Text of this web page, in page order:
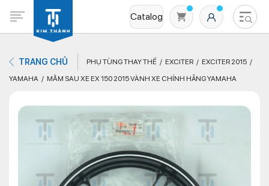
Catalog
Không có sản phẩm nào trong giỏ hàng
TRANG CHỦ PHỤ TÙNG THAY THẾ EXCITER
EXCITER 2015
YAMAHA
MÂM SAU XE EX 150 2015 VÀNH XE CHÍNH HÃNG YAMAHA